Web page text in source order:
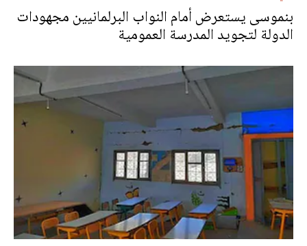
بنموسى يستعرض أمام النواب البرلمانيين مجهودات
الدولة لتجويد المدرسة العمومية